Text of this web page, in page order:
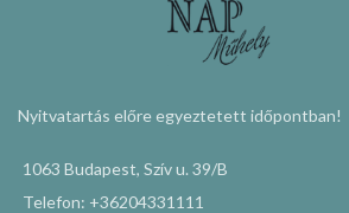
Nyitvatartás előre egyeztetett időpontban!
1063 Budapest, Szív u. 39/B
Telefon: +36204331111